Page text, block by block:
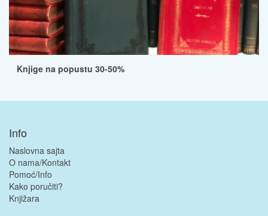
Knjige na popustu 30-50%
Info
Naslovna sajta
O nama/Kontakt
Pomoć/Info
Kako poručiti?
Knjižara